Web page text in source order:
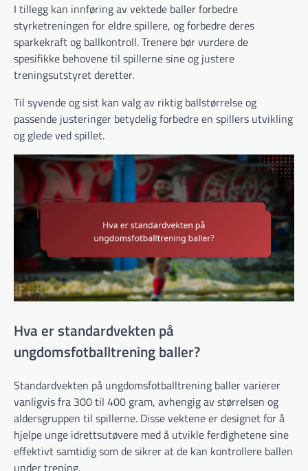
I tillegg kan innføring av vektede baller forbedre
styrketreningen for eldre spillere, og forbedre deres
sparkekraft og ballkontroll. Trenere bør vurdere de
spesifikke behovene til spillerne sine og justere
treningsutstyret deretter.
Til syvende og sist kan valg av riktig ballstørrelse og
passende justeringer betydelig forbedre en spillers utvikling
og glede ved spillet.
Hva er standardvekten på
ungdomsfotballtrening baller?
Standardvekten på ungdomsfotballtrening baller varierer
vanligvis fra 300 til 400 gram, avhengig av størrelsen og
aldersgruppen til spillerne. Disse vektene er designet for å
hjelpe unge idrettsutøvere med å utvikle ferdighetene sine
effektivt samtidig som de sikrer at de kan kontrollere ballen
under trening.